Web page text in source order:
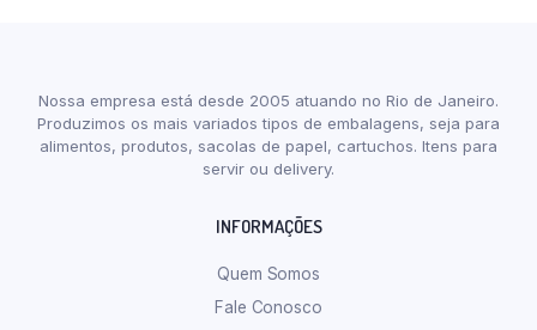
Nossa empresa está desde 2005 atuando no Rio de Janeiro.
Produzimos os mais variados tipos de embalagens, seja para
alimentos, produtos, sacolas de papel, cartuchos. Itens para
servir ou delivery.
INFORMAÇÕES
Quem Somos
Fale Conosco